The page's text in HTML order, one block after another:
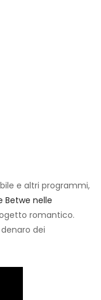
e altri programmi,
Betwe nelle
romantico.
dei